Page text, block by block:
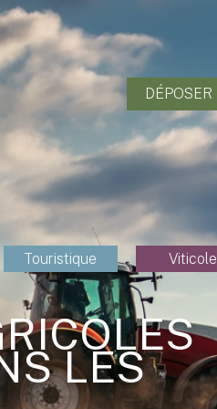
Touristique Viticole
LES